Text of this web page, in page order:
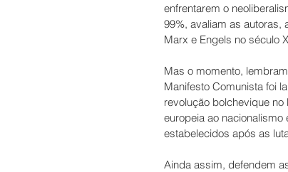
enfrentarem o
99%, avaliam as autoras,
Marx e Engels no século
Mas o momento,
Manifesto Comunista foi
revolução bolchevique
europeia ao
estabelecidos após as
Ainda assim, defendem